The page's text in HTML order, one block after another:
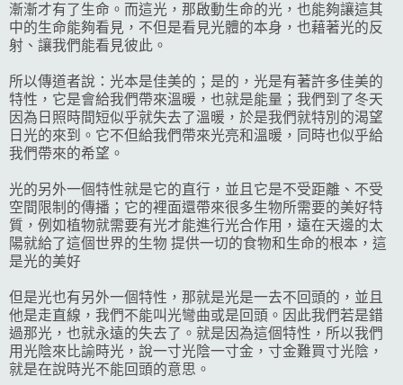
漸漸才有了生命。而這光，那啟動生命的光，也能夠讓這其
中的生命能夠看見，不但是看見光體的本身，也藉著光的反
射、讓我們能看見彼此。
所以傳道者說：光本是佳美的；是的，光是有著許多佳美的
特性，它是會給我們帶來溫暖，也就是能量；我們到了冬天
因為日照時間短似乎就失去了溫暖，於是我們就特別的渴望
日光的來到。它不但給我們帶來光亮和溫暖，同時也似乎給
我們帶來的希望。
光的另外一個特性就是它的直行，並且它是不受距離、不受
空間限制的傳播；它的裡面還帶來很多生物所需要的美好特
質，例如植物就需要有光才能進行光合作用，遠在天邊的太
陽就給了這個世界的生物 提供一切的食物和生命的根本，這
是光的美好
但是光也有另外一個特性，那就是光是一去不回頭的，並且
他是走直線，我們不能叫光彎曲或是回頭。因此我們若是錯
過那光，也就永遠的失去了。就是因為這個特性，所以我們
用光陰來比諭時光，說一寸光陰一寸金，寸金難買寸光陰，
就是在說時光不能回頭的意思。